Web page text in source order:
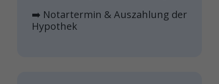
➡️ Notartermin & Auszahlung der
Hypothek